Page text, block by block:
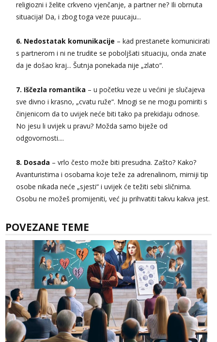
religiozni i želite crkveno vjenčanje, a partner ne? Ili obrnuta
situacija! Da, i zbog toga veze puucaju...
6. Nedostatak komunikacije – kad prestanete komunicirati
s partnerom i ni ne trudite se poboljšati situaciju, onda znate
da je došao kraj... Šutnja ponekada nije „zlato“.
7. Iščezla romantika – u početku veze u većini je slučajeva
sve divno i krasno, „cvatu ruže“. Mnogi se ne mogu pomiriti s
činjenicom da to uvijek neće biti tako pa prekidaju odnose.
No jesu li uvijek u pravu? Možda samo biježe od
odgovornosti....
8. Dosada – vrlo često može biti presudna. Zašto? Kako?
Avanturistima i osobama koje teže za adrenalinom, mirniji tip
osobe nikada neće „sjesti“ i uvijek će težiti sebi sličnima.
Osobu ne možeš promijeniti, već ju prihvatiti takvu kakva jest.
POVEZANE TEME